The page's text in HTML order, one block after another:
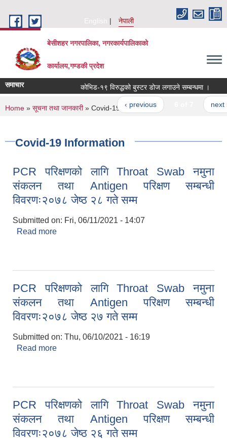
English
नेपाली
बेसीशहर नगरपालिका, नगरकार्यपालिकाको
कार्यालय,गण्डकी प्रदेश
समाचार कोभिड-१९ विरुद्धको बुस्टर डोज लगाउने सम्बन्धमा ।
‹ previous next ›
You are here
Home » सूचना तथा जानकारी» Covid-19 Information
Covid-19 Information
PCR परिक्षणको लागि Throat Swab नमुना
संकलन तथा Antigen परिक्षण सम्बन्धी
विवरणः२०७८ जेष्ठ २८ गते सम्म
Submitted on: Fri, 06/11/2021 - 14:07
Read more
PCR परिक्षणको लागि Throat Swab नमुना
संकलन तथा Antigen परिक्षण सम्बन्धी
विवरणः२०७८ जेष्ठ २७ गते सम्म
Submitted on: Thu, 06/10/2021 - 16:19
Read more
PCR परिक्षणको लागि Throat Swab नमुना
संकलन तथा Antigen परिक्षण सम्बन्धी
विवरणः२०७८ जेष्ठ २६ गते सम्म